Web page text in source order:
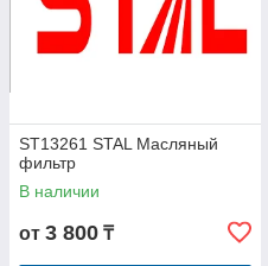
ST13261 STAL Масляный
фильтр
В наличии
от 3 800 ₸